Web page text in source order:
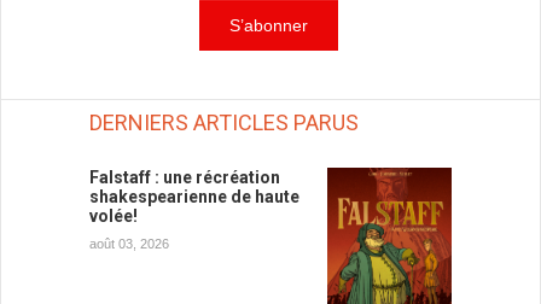
DERNIERS ARTICLES PARUS
Falstaff : une récréation
shakespearienne de haute
volée!
août 03, 2026